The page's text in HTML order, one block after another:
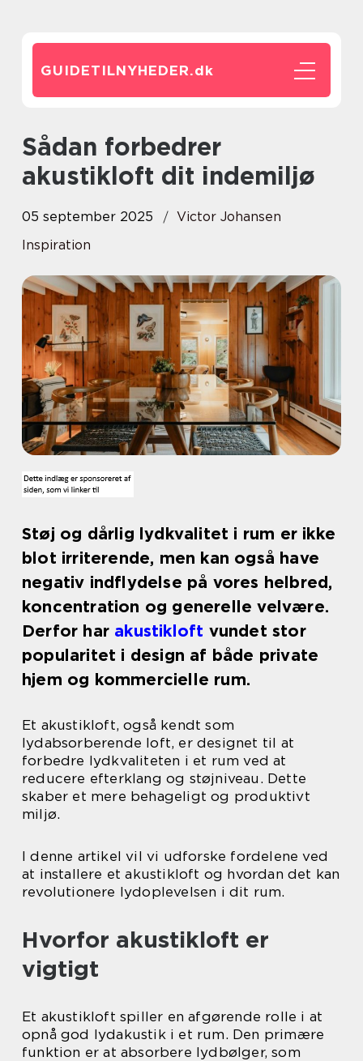
GUIDETILNYHEDER.dk
Sådan forbedrer
akustikloft dit indemiljø
05 september 2025
Victor Johansen
Inspiration
Støj og dårlig lydkvalitet i rum er ikke
blot irriterende, men kan også have
negativ indflydelse på vores helbred,
koncentration og generelle velvære.
Derfor har akustikloft vundet stor
popularitet i design af både private
hjem og kommercielle rum.
Et akustikloft, også kendt som
lydabsorberende loft, er designet til at
forbedre lydkvaliteten i et rum ved at
reducere efterklang og støjniveau. Dette
skaber et mere behageligt og produktivt
miljø.
I denne artikel vil vi udforske fordelene ved
at installere et akustikloft og hvordan det kan
revolutionere lydoplevelsen i dit rum.
Hvorfor akustikloft er
vigtigt
Et akustikloft spiller en afgørende rolle i at
opnå god lydakustik i et rum. Den primære
funktion er at absorbere lydbølger, som